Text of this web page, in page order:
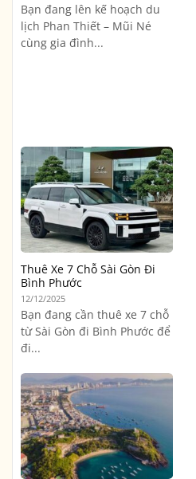
Bạn đang lên kế hoạch du
lịch Phan Thiết – Mũi Né
cùng gia đình...
Thuê Xe 7 Chỗ Sài Gòn Đi
Bình Phước
12/12/2025
Bạn đang cần thuê xe 7 chỗ
từ Sài Gòn đi Bình Phước để
đi...